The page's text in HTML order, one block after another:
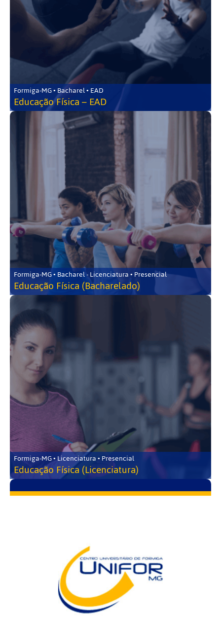
Formiga-MG • Bacharel • EAD
Educação Física – EAD
Formiga-MG • Bacharel - Licenciatura • Presencial
Educação Física (Bacharelado)
Formiga-MG • Licenciatura • Presencial
Educação Física (Licenciatura)